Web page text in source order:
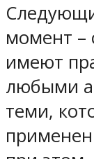
момент –
имеют
любыми
теми,